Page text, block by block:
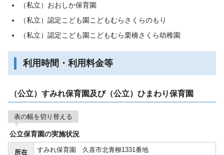
（私立）おおしか保育園
（私立）認定こども園こどもむらさくらのもり
（私立）認定こども園こどもむら栗橋さくら幼稚園
利用時間・利用料金等
（公立）すみれ保育園及び（公立）ひまわり保育園
表の幅を切り替える
公立保育園の実施状況
所在
すみれ保育園 久喜市北青柳1331番地